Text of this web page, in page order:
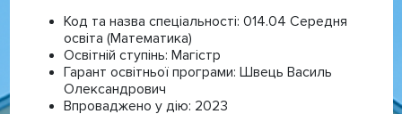
Код та назва спеціальності: 014.04 Середня
освіта (Математика)
Освітній ступінь: Магістр
Гарант освітньої програми: Швець Василь
Олександрович
Впроваджено у дію: 2023